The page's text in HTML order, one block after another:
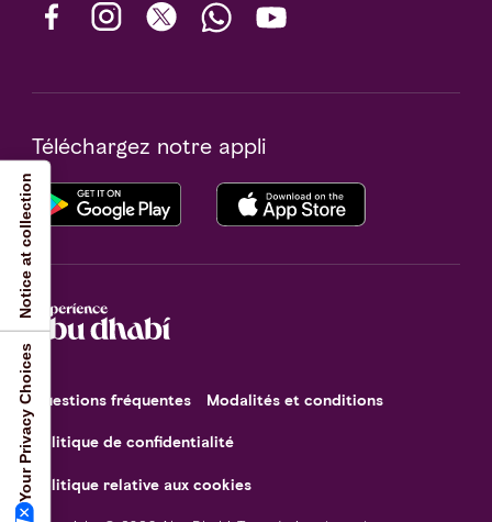
Téléchargez notre appli
Questions fréquentes Modalités et conditions
Politique de confidentialité
Politique relative aux cookies
Your Privacy Choices
Notice at collection